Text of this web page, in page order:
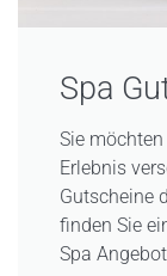
Spa
Sie
Erlebnis
Gutscheine
finden Sie
Spa